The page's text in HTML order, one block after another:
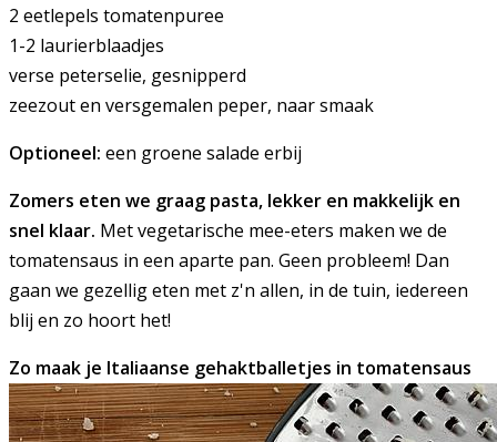
2 eetlepels tomatenpuree
1-2 laurierblaadjes
verse peterselie, gesnipperd
zeezout en versgemalen peper, naar smaak
Optioneel: een groene salade erbij
Zomers eten we graag pasta, lekker en makkelijk en
snel klaar. Met vegetarische mee-eters maken we de
tomatensaus in een aparte pan. Geen probleem! Dan
gaan we gezellig eten met z'n allen, in de tuin, iedereen
blij en zo hoort het!
Zo maak je Italiaanse gehaktballetjes in tomatensaus